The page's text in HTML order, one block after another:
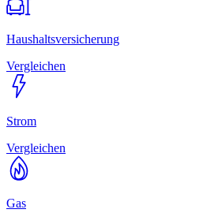
Haushalts­versicherung
Vergleichen
Strom
Vergleichen
Gas